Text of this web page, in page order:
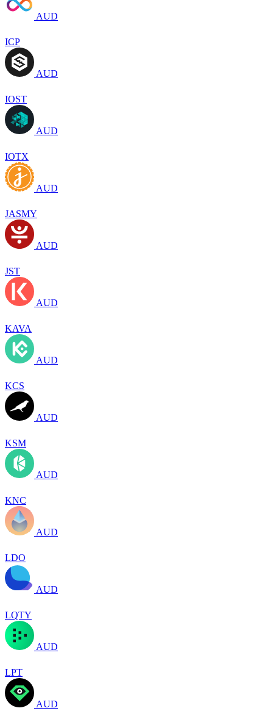
AUD
ICP
AUD
IOST
AUD
IOTX
AUD
JASMY
AUD
JST
AUD
KAVA
AUD
KCS
AUD
KSM
AUD
KNC
AUD
LDO
AUD
LQTY
AUD
LPT
AUD